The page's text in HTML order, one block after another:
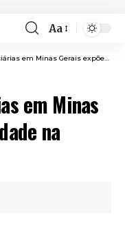
Font
Resizer
Aa
Gerais expõem fragilidade na proteção social
em Minas
na